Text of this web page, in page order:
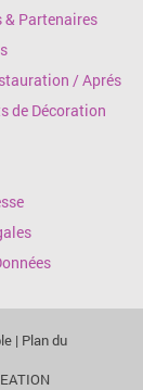
& Partenaires
/ Aprés
de Décoration
| Plan du